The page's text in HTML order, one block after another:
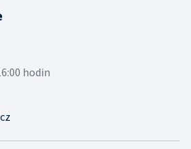
hodin